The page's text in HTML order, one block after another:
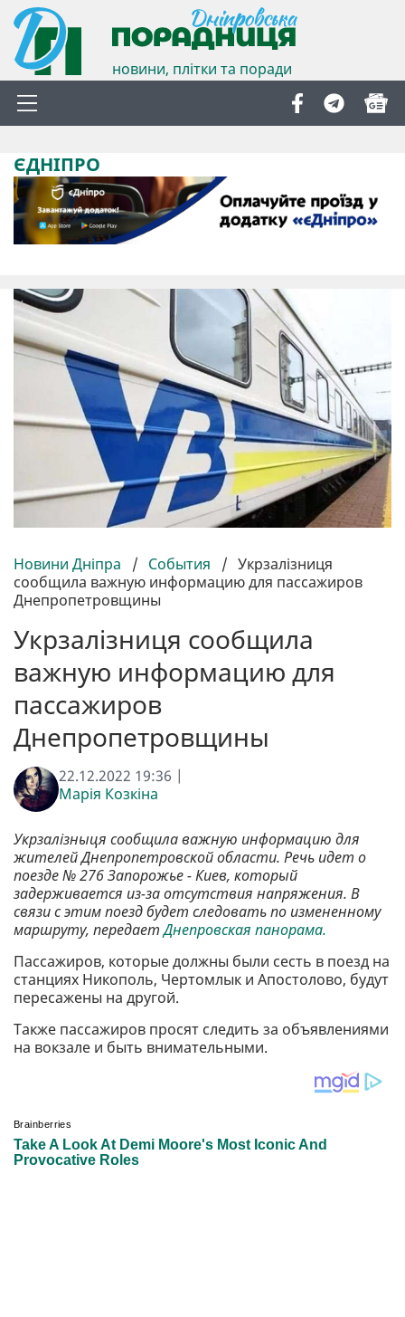
новини, плітки та поради
ЄДНІПРО
Новини Дніпра / События / Укрзалізниця
сообщила важную информацию для пассажиров
Днепропетровщины
Укрзалізниця сообщила
важную информацию для
пассажиров
Днепропетровщины
22.12.2022 19:36 |
Марія Козкіна
Укрзалізныця сообщила важную информацию для
жителей Днепропетровской области. Речь идет о
поезде № 276 Запорожье - Киев, который
задерживается из-за отсутствия напряжения. В
связи с этим поезд будет следовать по измененному
маршруту, передаетДнепровская панорама.
Пассажиров, которые должны были сесть в поезд на
станциях Никополь, Чертомлык и Апостолово, будут
пересажены на другой.
Также пассажиров просят следить за объявлениями
на вокзале и быть внимательными.